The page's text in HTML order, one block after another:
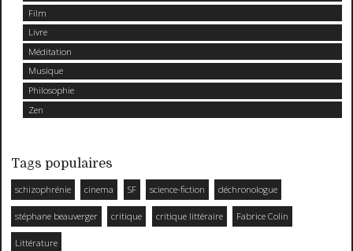
Film
Livre
Méditation
Musique
Philosophie
Zen
Tags populaires
schizophrénie cinema SF science-fiction déchronologue
stéphane beauverger critique critique littéraire Fabrice Colin
Littérature